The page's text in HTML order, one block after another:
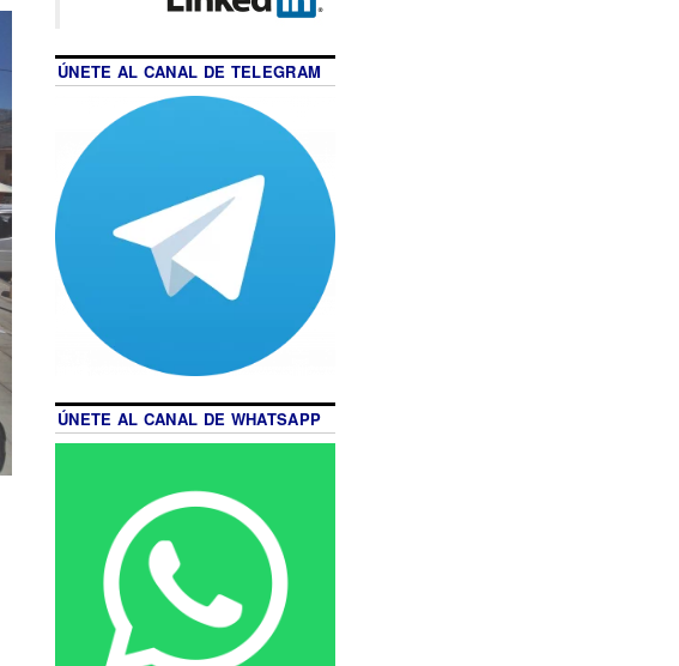
ÚNETE AL CANAL DE TELEGRAM
ÚNETE AL CANAL DE WHATSAPP